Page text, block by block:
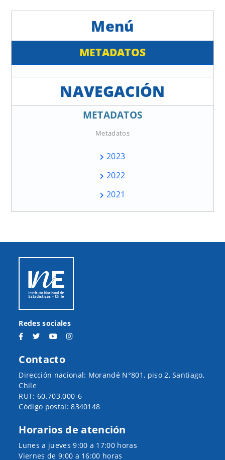
Agricultura
Nacional Forestal
Ministerio de
Agricultura
(Minagri)
Comunicaciones,
Capacitación y
Cultura del Agro
(Fucoa)
Agricultura
Ministerio de
Agricultura
(Minagri)
Investigaciones
10109
Ministerio de
(Minagri)
10110
Ministerio de
(Minagri)
10111
Ministerio de
Agricultura
Agricultura
METADATOS
METADATOS
Metadatos
2023
2022
2021
Redes sociales
Contacto
Dirección nacional: Morandé N°801, piso 2, Santiago,
Chile
RUT: 60.703.000-6
Código postal: 8340148
Horarios de atención
Lunes a jueves 9:00 a 17:00 horas
Viernes de 9:00 a 16:00 horas